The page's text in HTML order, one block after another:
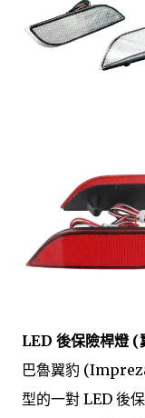
LED 後保險桿燈 (
巴魯翼豹
型的一對 LED 後